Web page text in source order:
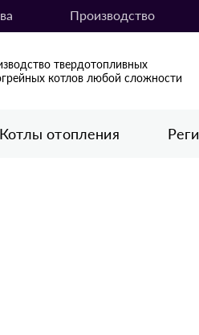
Производство
твердотопливных
котлов любой сложности
Котлы отопления